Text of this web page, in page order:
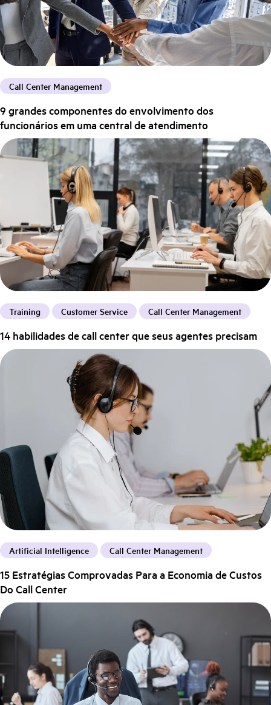
Call Center Management
9 grandes componentes do envolvimento dos
funcionários em uma central de atendimento
Training Customer Service Call Center Management
14 habilidades de call center que seus agentes precisam
Artificial Intelligence Call Center Management
15 Estratégias Comprovadas Para a Economia de Custos
Do Call Center